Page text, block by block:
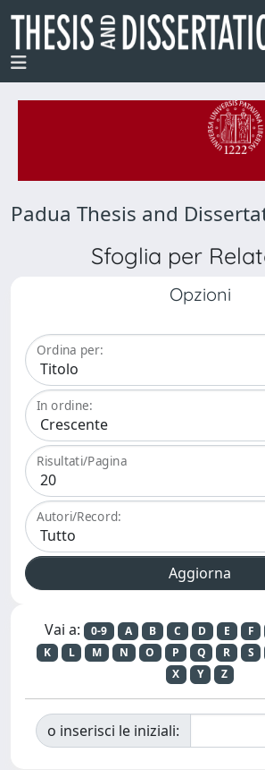
Padua Thesis and
Sfoglia per
Opzioni
Ordina per:
In ordine:
Risultati/Pagina
Autori/Record:
Vai a: 0-9 A B C D E F
K
L M N O P Q R S
X
Y Z
o inserisci le iniziali: